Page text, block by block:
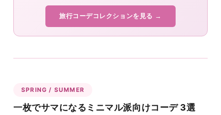
旅行コーデコレクションを見る →
SPRING / SUMMER
一枚でサマになるミニマル派向けコーデ 3選